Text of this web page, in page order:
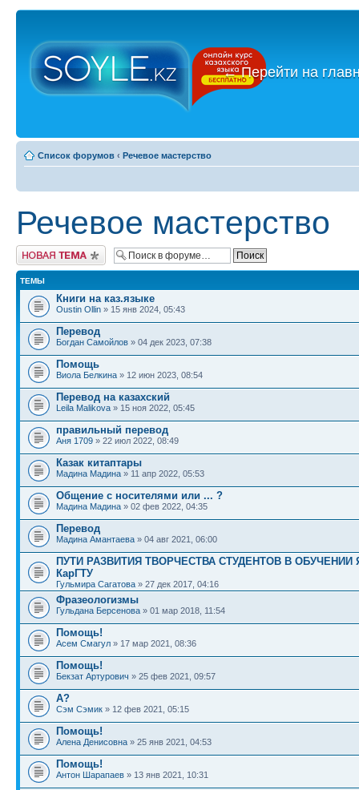
←Перейти на
Список форумов ‹ Речевое мастерство
Речевое мастерство
Новая тема
ТЕМЫ
Книги на каз.языке
Oustin Ollin » 15 янв 2024, 05:43
Перевод
Богдан Самойлов » 04 дек 2023, 07:38
Помощь
Виола Белкина » 12 июн 2023, 08:54
Перевод на казахский
Leila Malikova » 15 ноя 2022, 05:45
правильный перевод
Аня 1709 » 22 июл 2022, 08:49
Казак китаптары
Мадина Мадина » 11 апр 2022, 05:53
Общение с носителями или ... ?
Мадина Мадина » 02 фев 2022, 04:35
Перевод
Мадина Амантаева » 04 авг 2021, 06:00
ПУТИ РАЗВИТИЯ ТВОРЧЕСТВА СТУДЕНТОВ В ОБУЧЕНИИ
КарГТУ
Гульмира Сагатова » 27 дек 2017, 04:16
Фразеологизмы
Гульдана Берсенова » 01 мар 2018, 11:54
Помощь!
Асем Смагул » 17 мар 2021, 08:36
Помощь!
Бекзат Артурович » 25 фев 2021, 09:57
А?
Сэм Сэмик » 12 фев 2021, 05:15
Помощь!
Алена Денисовна » 25 янв 2021, 04:53
Помощь!
Антон Шарапаев » 13 янв 2021, 10:31